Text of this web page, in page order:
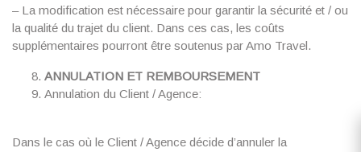
– La modification est nécessaire pour garantir la sécurité et / ou
la qualité du trajet du client. Dans ces cas, les coûts
supplémentaires pourront être soutenus par Amo Travel.
ANNULATION ET REMBOURSEMENT
Annulation du Client / Agence:
Dans le cas où le Client / Agence décide d’annuler la